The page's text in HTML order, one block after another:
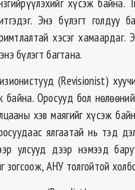
Энэ бүлэгт голдуу
хэсэг
бүлэгт багтана.
(Revisionist)
байна. Оросууд бол
хэв маягийг хүсэж
ялгаатай нь тэд
улсууд дээр нэмээд
зогсоож, АНУ толгойтой